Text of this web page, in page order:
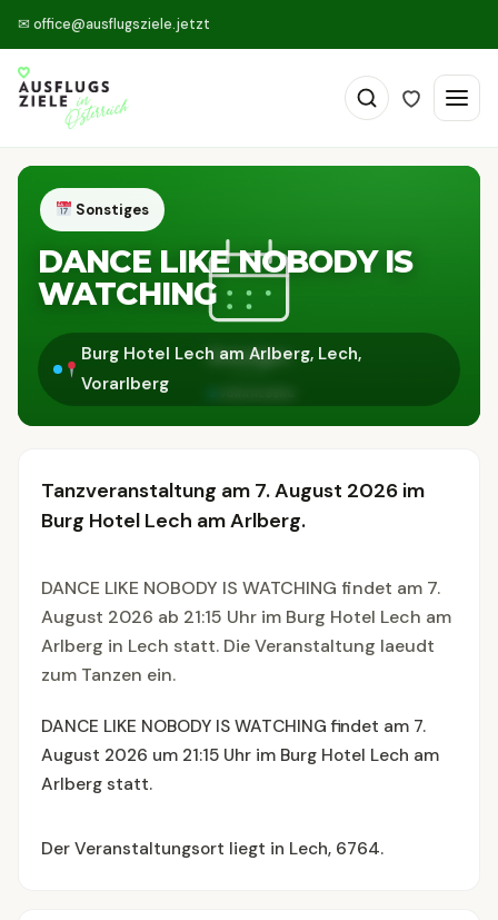
✉ office@ausflugsziele.jetzt
Sonstiges
DANCE LIKE NOBODY IS
WATCHING
Burg Hotel Lech am Arlberg, Lech,
Vorarlberg
Tanzveranstaltung am 7. August 2026 im
Burg Hotel Lech am Arlberg.
DANCE LIKE NOBODY IS WATCHING findet am 7.
August 2026 ab 21:15 Uhr im Burg Hotel Lech am
Arlberg in Lech statt. Die Veranstaltung laeudt
zum Tanzen ein.
DANCE LIKE NOBODY IS WATCHING findet am 7.
August 2026 um 21:15 Uhr im Burg Hotel Lech am
Arlberg statt.
Der Veranstaltungsort liegt in Lech, 6764.